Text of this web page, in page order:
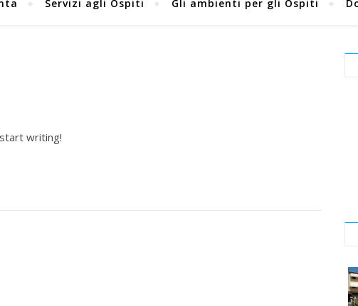
Servizi agli Ospiti Gli ambienti per gli Ospiti
writing!